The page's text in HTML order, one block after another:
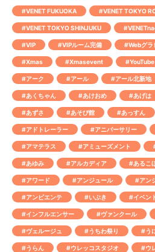
#VENET FUKUOKA #VENET TOKYO
#VENET TOKYO SHINJUKU
#VIP #VIPルーム完備 #Webグラ
#Xmas #Xmasevent #YouTube
#アーク #アール #アール北新地
#あくちゃん #あけおめ #あげは
#あずさ #あそび館 #あっすん
#アドトレーラー #アニバーサリー
#アマテラス #アミューズメント
#あゆみ #アルカディア #あるこ
#アワード #アンジュール #アン
#アンビエンテ #いぶき #イベン
#インフルエンサー #ヴァンクール
#ヴェルージュ #うちわ祭り #う
#うらん #ウレッコスタジオ #ウ